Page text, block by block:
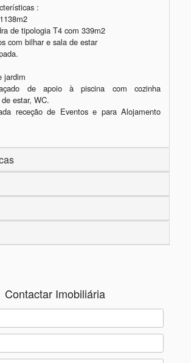
:
de tipologia T4 com 339m2
com bilhar e sala de estar
jardim
de apoio à piscina com cozinha
estar, WC.
receção de Eventos e para Alojamento
Contactar Imobiliária